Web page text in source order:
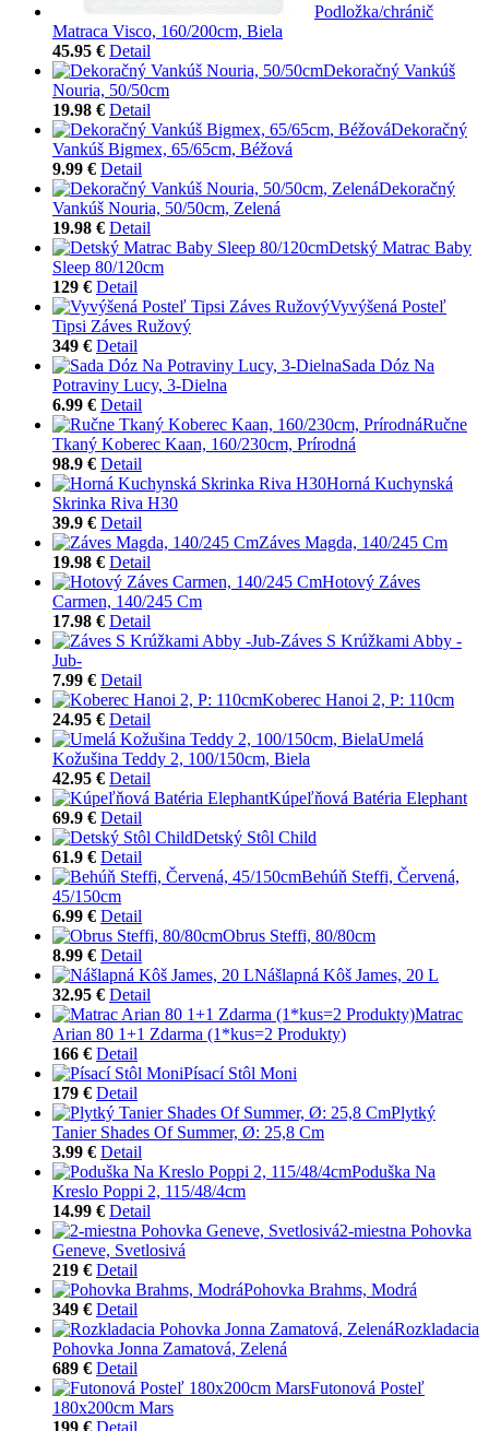
Podložka/chránič
Matraca Visco, 160/200cm, Biela
45.95 € Detail
Dekoračný Vankúš
Nouria, 50/50cm
19.98 € Detail
Dekoračný
Vankúš Bigmex, 65/65cm, Béžová
9.99 € Detail
Dekoračný
Vankúš Nouria, 50/50cm, Zelená
19.98 € Detail
Detský Matrac Baby
Sleep 80/120cm
129 € Detail
Vyvýšená Posteľ
Tipsi Záves Ružový
349 € Detail
Sada Dóz Na
Potraviny Lucy, 3-Dielna
6.99 € Detail
Ručne
Tkaný Koberec Kaan, 160/230cm, Prírodná
98.9 € Detail
Horná Kuchynská
Skrinka Riva H30
39.9 € Detail
Záves Magda, 140/245 Cm
19.98 € Detail
Hotový Záves
Carmen, 140/245 Cm
17.98 € Detail
Záves S Krúžkami Abby -
Jub-
7.99 € Detail
Koberec Hanoi 2, P: 110cm
24.95 € Detail
Umelá
Kožušina Teddy 2, 100/150cm, Biela
42.95 € Detail
Kúpeľňová Batéria Elephant
69.9 € Detail
Detský Stôl Child
61.9 € Detail
Behúň Steffi, Červená,
45/150cm
6.99 € Detail
Obrus Steffi, 80/80cm
8.99 € Detail
Nášlapná Kôš James, 20 L
32.95 € Detail
Matrac
Arian 80 1+1 Zdarma (1*kus=2 Produkty)
166 € Detail
Písací Stôl Moni
179 € Detail
Plytký
Tanier Shades Of Summer, Ø: 25,8 Cm
3.99 € Detail
Poduška Na
Kreslo Poppi 2, 115/48/4cm
14.99 € Detail
2-miestna Pohovka
Geneve, Svetlosivá
219 € Detail
Pohovka Brahms, Modrá
349 € Detail
Rozkladacia
Pohovka Jonna Zamatová, Zelená
689 € Detail
Futonová Posteľ
180x200cm Mars
199 € Detail